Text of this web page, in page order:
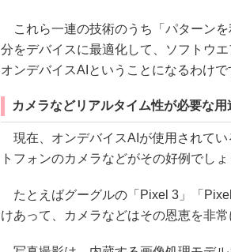
これら一連の技術のうち「パターン
分をデバイスに最適化して、ソフトウ
オンデバイスAIということになるわけで
カメラなどリアルタイム性が必要な用
現在、オンデバイスAIが使用されて
トフォンのカメラなどがその好例でしょ
たとえばグーグルの「Pixel 3」「
けあって、カメラなどはその恩恵を非常